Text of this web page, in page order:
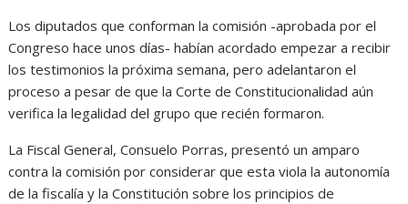
Los diputados que conforman la comisión -aprobada por el
Congreso hace unos días- habían acordado empezar a recibir
los testimonios la próxima semana, pero adelantaron el
proceso a pesar de que la Corte de Constitucionalidad aún
verifica la legalidad del grupo que recién formaron.
La Fiscal General, Consuelo Porras, presentó un amparo
contra la comisión por considerar que esta viola la autonomía
de la fiscalía y la Constitución sobre los principios de